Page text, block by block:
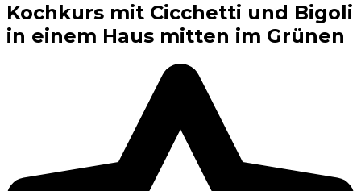
Kochkurs mit Cicchetti und Bigoli
in einem Haus mitten im Grünen